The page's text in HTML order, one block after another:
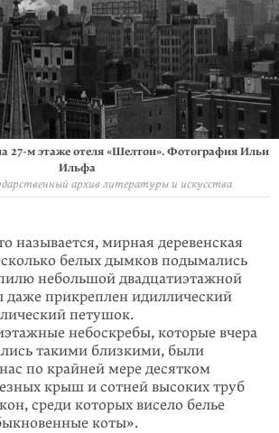
27-м этаже отеля «Шелтон». Фотография Ильи
Ильфа
архив литературы и искусства
называется, мирная деревенская
белых дымков подымались
небольшой двадцати­этажной
прикреплен идиллический
петушок.
небоскребы, которые вчера
такими близкими, были
по крайней мере десятком
крыш и сотней высоких труб
среди которых висело белье
коты».